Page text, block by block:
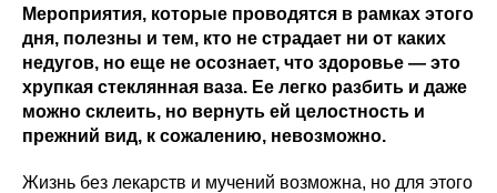
Мероприятия, которые проводятся в рамках этого
дня, полезны и тем, кто не страдает ни от каких
недугов, но еще не осознает, что здоровье — это
хрупкая стеклянная ваза. Ее легко разбить и даже
можно склеить, но вернуть ей целостность и
прежний вид, к сожалению, невозможно.
Жизнь без лекарств и мучений возможна, но для этого